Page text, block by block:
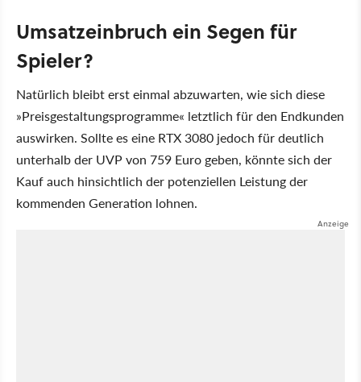
Umsatzeinbruch ein Segen für
Spieler?
Natürlich bleibt erst einmal abzuwarten, wie sich diese
Preisgestaltungsprogramme letztlich für den Endkunden
auswirken. Sollte es eine RTX 3080 jedoch für deutlich
unterhalb der UVP von 759 Euro geben, könnte sich der
Kauf auch hinsichtlich der potenziellen Leistung der
kommenden Generation lohnen.